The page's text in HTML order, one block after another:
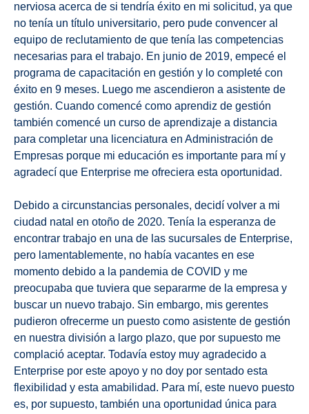
nerviosa acerca de si tendría éxito en mi solicitud, ya que
no tenía un título universitario, pero pude convencer al
equipo de reclutamiento de que tenía las competencias
necesarias para el trabajo. En junio de 2019, empecé el
programa de capacitación en gestión y lo completé con
éxito en 9 meses. Luego me ascendieron a asistente de
gestión. Cuando comencé como aprendiz de gestión
también comencé un curso de aprendizaje a distancia
para completar una licenciatura en Administración de
Empresas porque mi educación es importante para mí y
agradecí que Enterprise me ofreciera esta oportunidad.
Debido a circunstancias personales, decidí volver a mi
ciudad natal en otoño de 2020. Tenía la esperanza de
encontrar trabajo en una de las sucursales de Enterprise,
pero lamentablemente, no había vacantes en ese
momento debido a la pandemia de COVID y me
preocupaba que tuviera que separarme de la empresa y
buscar un nuevo trabajo. Sin embargo, mis gerentes
pudieron ofrecerme un puesto como asistente de gestión
en nuestra división a largo plazo, que por supuesto me
complació aceptar. Todavía estoy muy agradecido a
Enterprise por este apoyo y no doy por sentado esta
flexibilidad y esta amabilidad. Para mí, este nuevo puesto
es, por supuesto, también una oportunidad única para